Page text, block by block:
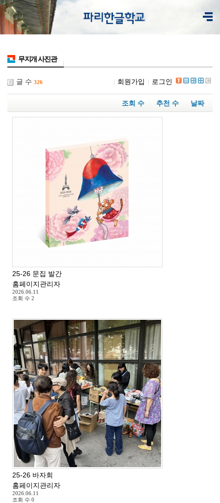
무지개 사진관
글 수 326 회원가입 로그인
조회 수 추천 수 날짜
25-26 문집 발간
홈페이지관리자
2026.06.11
조회 수 2
25-26 바자회
홈페이지관리자
2026.06.11
조회 수 0